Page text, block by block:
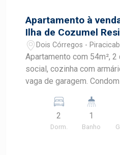
Apartamento à
Ilha de Cozumel
Dois Córregos -
Apartamento com 54m²,
social, cozinha com
vaga de garagem.
2
Dorm.
1
Banho